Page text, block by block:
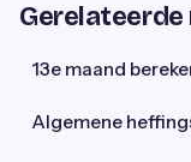
13e maand
Algemene